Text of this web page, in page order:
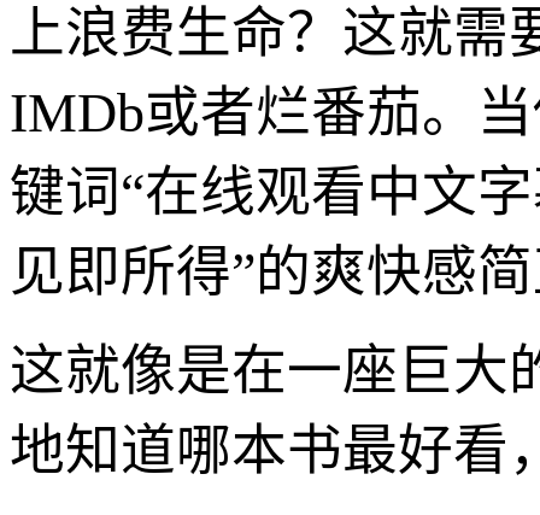
上浪费生命？这就需
IMDb或者烂番茄。
键词“在线观看中文
见即所得”的爽快感
这就像是在一座巨大
地知道哪本书最好看